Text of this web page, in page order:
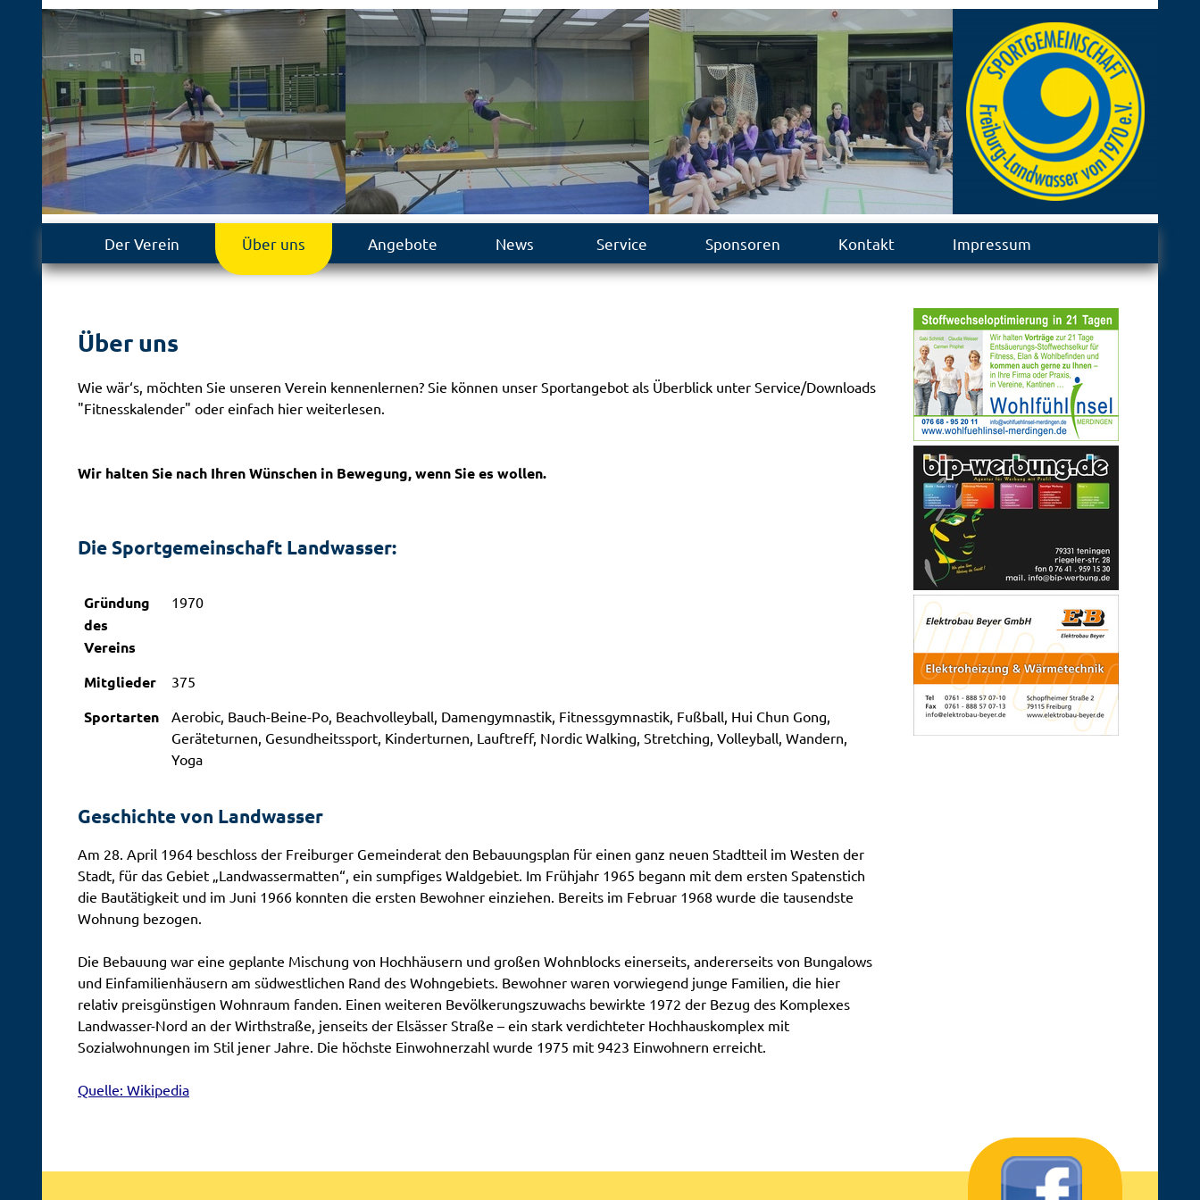
Der Verein Über uns Angebote News Service Sponsoren Kontakt Impressum
Über uns
Wie wär‘s, möchten Sie unseren Verein kennenlernen? Sie können unser Sportangebot als Überblick unter Service/Downloads
"Fitnesskalender" oder einfach hier weiterlesen.
Wir halten Sie nach Ihren Wünschen in Bewegung, wenn Sie es wollen.
Die Sportgemeinschaft Landwasser:
Gründung
des
Vereins
1970
Mitglieder 375
Sportarten
Aerobic, Bauch-Beine-Po, Beachvolleyball, Damengymnastik, Fitnessgymnastik, Fußball, Hui Chun Gong,
Geräteturnen, Gesundheitssport, Kinderturnen, Lauftreff, Nordic Walking, Stretching, Volleyball, Wandern,
Yoga
Geschichte von Landwasser
Am 28. April 1964 beschloss der Freiburger Gemeinderat den Bebauungsplan für einen ganz neuen Stadtteil im Westen der
Stadt, für das Gebiet „Landwassermatten“, ein sumpfiges Waldgebiet. Im Frühjahr 1965 begann mit dem ersten Spatenstich
die Bautätigkeit und im Juni 1966 konnten die ersten Bewohner einziehen. Bereits im Februar 1968 wurde die tausendste
Wohnung bezogen.
Die Bebauung war eine geplante Mischung von Hochhäusern und großen Wohnblocks einerseits, andererseits von Bungalows
und Einfamilienhäusern am südwestlichen Rand des Wohngebiets. Bewohner waren vorwiegend junge Familien, die hier
relativ preisgünstigen Wohnraum fanden. Einen weiteren Bevölkerungszuwachs bewirkte 1972 der Bezug des Komplexes
Landwasser-Nord an der Wirthstraße, jenseits der Elsässer Straße – ein stark verdichteter Hochhauskomplex mit
Sozialwohnungen im Stil jener Jahre. Die höchste Einwohnerzahl wurde 1975 mit 9423 Einwohnern erreicht.
Quelle: Wikipedia